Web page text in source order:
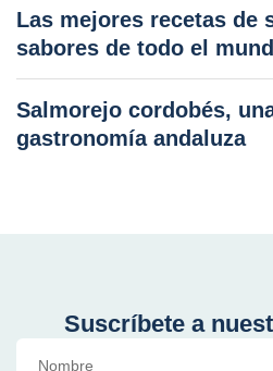
Las mejores recetas de
sabores de todo el
Salmorejo cordobés,
gastronomía andaluza
Suscríbete a